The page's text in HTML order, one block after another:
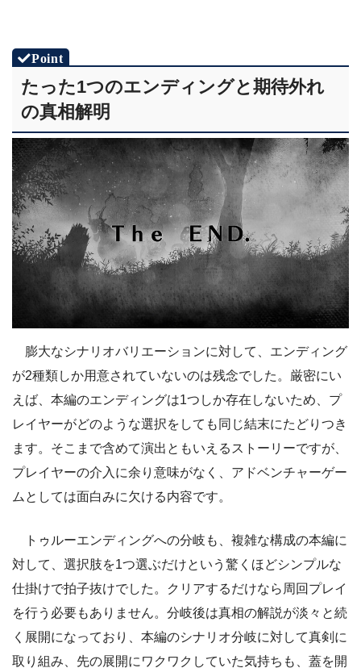
たった1つのエンディングと期待外れ
の真相解明
膨大なシナリオバリエーションに対して、エンディング
が2種類しか用意されていないのは残念でした。厳密にい
えば、本編のエンディングは1つしか存在しないため、プ
レイヤーがどのような選択をしても同じ結末にたどりつき
ます。そこまで含めて演出ともいえるストーリーですが、
プレイヤーの介入に余り意味がなく、アドベンチャーゲー
ムとしては面白みに欠ける内容です。
トゥルーエンディングへの分岐も、複雑な構成の本編に
対して、選択肢を1つ選ぶだけという驚くほどシンプルな
仕掛けで拍子抜けでした。クリアするだけなら周回プレイ
を行う必要もありません。分岐後は真相の解説が淡々と続
く展開になっており、本編のシナリオ分岐に対して真剣に
取り組み、先の展開にワクワクしていた気持ちも、蓋を開